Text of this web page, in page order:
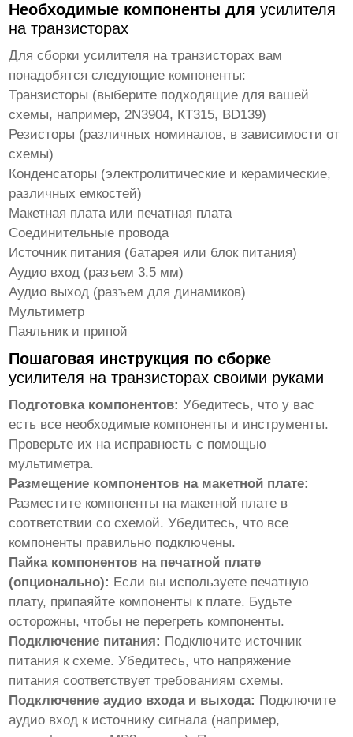
Необходимые компоненты дляусилителя
на транзисторах
Для сборкиусилителя на транзисторах вам
понадобятся следующие компоненты:
Транзисторы (выберите подходящие для вашей
схемы, например, 2N3904, КТ315, BD139)
Резисторы (различных номиналов, в зависимости от
схемы)
Конденсаторы (электролитические и керамические,
различных емкостей)
Макетная плата или печатная плата
Соединительные провода
Источник питания (батарея или блок питания)
Аудио вход (разъем 3.5 мм)
Аудио выход (разъем для динамиков)
Мультиметр
Паяльник и припой
Пошаговая инструкция по сборке
усилителя на транзисторах своими руками
Подготовка компонентов: Убедитесь, что у вас
есть все необходимые компоненты и инструменты.
Проверьте их на исправность с помощью
мультиметра.
Размещение компонентов на макетной плате:
Разместите компоненты на макетной плате в
соответствии со схемой. Убедитесь, что все
компоненты правильно подключены.
Пайка компонентов на печатной плате
(опционально): Если вы используете печатную
плату, припаяйте компоненты к плате. Будьте
осторожны, чтобы не перегреть компоненты.
Подключение питания: Подключите источник
питания к схеме. Убедитесь, что напряжение
питания соответствует требованиям схемы.
Подключение аудио входа и выхода: Подключите
аудио вход к источнику сигнала (например,